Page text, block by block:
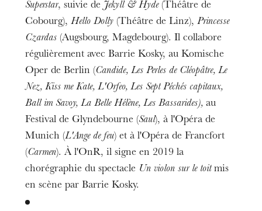
Superstar, suivie de Jekyll & Hyde(Théâtre de
Cobourg),Hello Dolly (Théâtre de Linz),Princesse
Czardas (Augsbourg, Magdebourg). Il collabore
régulièrement avec Barrie Kosky, au Komische
Oper de Berlin (Candide, Les Perles de Cléopâtre, Le
Nez, Kiss me Kate, L'Orfeo, Les Sept Péchés capitaux,
Ball im Savoy, La Belle Hélène, Les Bassarides), au
Festival de Glyndebourne (Saul), à l'Opéra de
Munich (L'Ange de feu) et à l'Opéra de Francfort
(Carmen). À l'OnR, il signe en 2019 la
chorégraphie du spectacle Un violon sur le toitmis
en scène par Barrie Kosky.